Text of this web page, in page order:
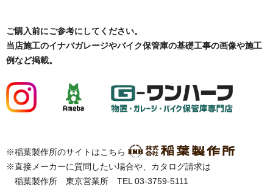
ご購入前にご参考にしてください。
当店施工のイナバガレージやバイク保管庫の基礎工事の画像や施工
例など掲載。
※稲葉製作所のサイトはこちら
※直接メーカーに質問したい場合や、カタログ請求は
稲葉製作所 東京営業所 TEL 03-3759-5111